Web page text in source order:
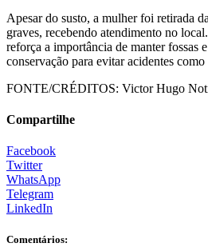
Apesar do susto, a mulher foi retirada
graves, recebendo atendimento no
reforça a importância de manter fossas
conservação para evitar acidentes como
FONTE/CRÉDITOS: Victor Hugo
Compartilhe
Facebook
Twitter
WhatsApp
Telegram
LinkedIn
Comentários: